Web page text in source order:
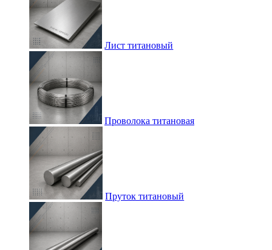
Лист титановый
Проволока титановая
Пруток титановый